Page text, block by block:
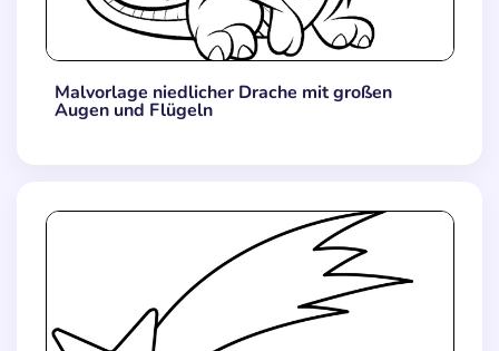
Malvorlage niedlicher Drache mit großen
Augen und Flügeln